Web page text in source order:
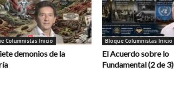
Columnistas Inicio
demonios de la
Bloque Columnistas Inicio
El Acuerdo sobre lo
Fundamental (2 de 3)